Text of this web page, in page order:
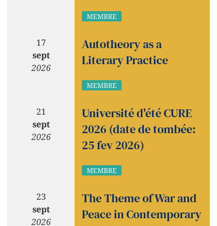
MEMBRE
17
sept
2026
Autotheory as a
Literary Practice
MEMBRE
21
sept
2026
Université d'été CURE
2026 (date de tombée:
25 fev 2026)
MEMBRE
23
sept
2026
The Theme of War and
Peace in Contemporary